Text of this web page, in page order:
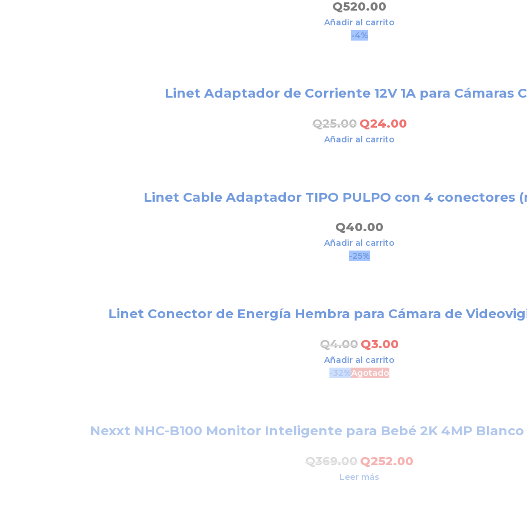
Q520.00
Añadir al carrito
-4%
Linet Adaptador de Corriente 12V 1A para Cámaras
Q25.00 Q24.00
Añadir al carrito
Linet Cable Adaptador TIPO PULPO con 4 conectores
Q40.00
Añadir al carrito
-25%
Linet Conector de Energía Hembra para Cámara de
Q4.00 Q3.00
Añadir al carrito
-32%Agotado
Nexxt NHC-B100 Monitor Inteligente para Bebé 2K 4MP Blanco
Q369.00 Q252.00
Leer más